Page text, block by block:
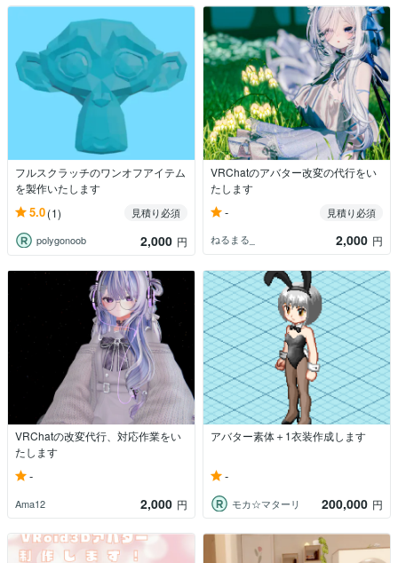
フルスクラッチのワンオフアイテム
を製作いたします
5.0(1)
見積り必須
polygonoob
2,000 円
VRChatのアバター改変の代行をい
たします
-
見積り必須
ねるまる_
2,000 円
VRChatの改変代行、対応作業をい
たします
-
Ama12 2,000 円
アバター素体＋1衣装作成します
-
モカ☆マターリ 200,000 円